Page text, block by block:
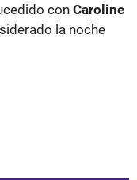
con Caroline
la noche